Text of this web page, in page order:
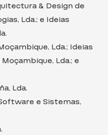
& Design de
Lda.; e Ideias
Lda.; Ideias
Lda.; e
Lda.
e Sistemas,